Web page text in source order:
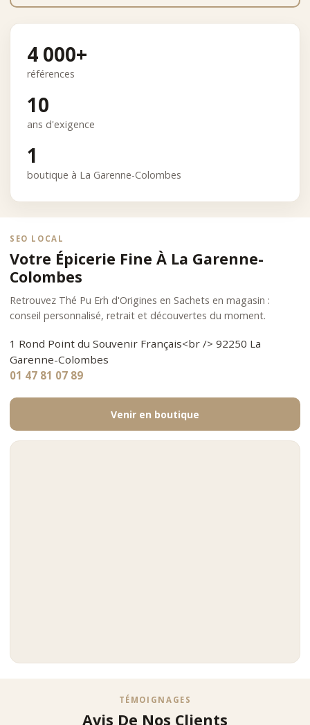
4 000+
références
10
ans d'exigence
1
boutique à La Garenne-Colombes
SEO LOCAL
Votre Épicerie Fine À La Garenne-
Colombes
Retrouvez Thé Pu Erh d'Origines en Sachets en magasin :
conseil personnalisé, retrait et découvertes du moment.
1 Rond Point du Souvenir Français<br /> 92250 La
Garenne-Colombes
01 47 81 07 89
Venir en boutique
TÉMOIGNAGES
Avis De Nos Clients